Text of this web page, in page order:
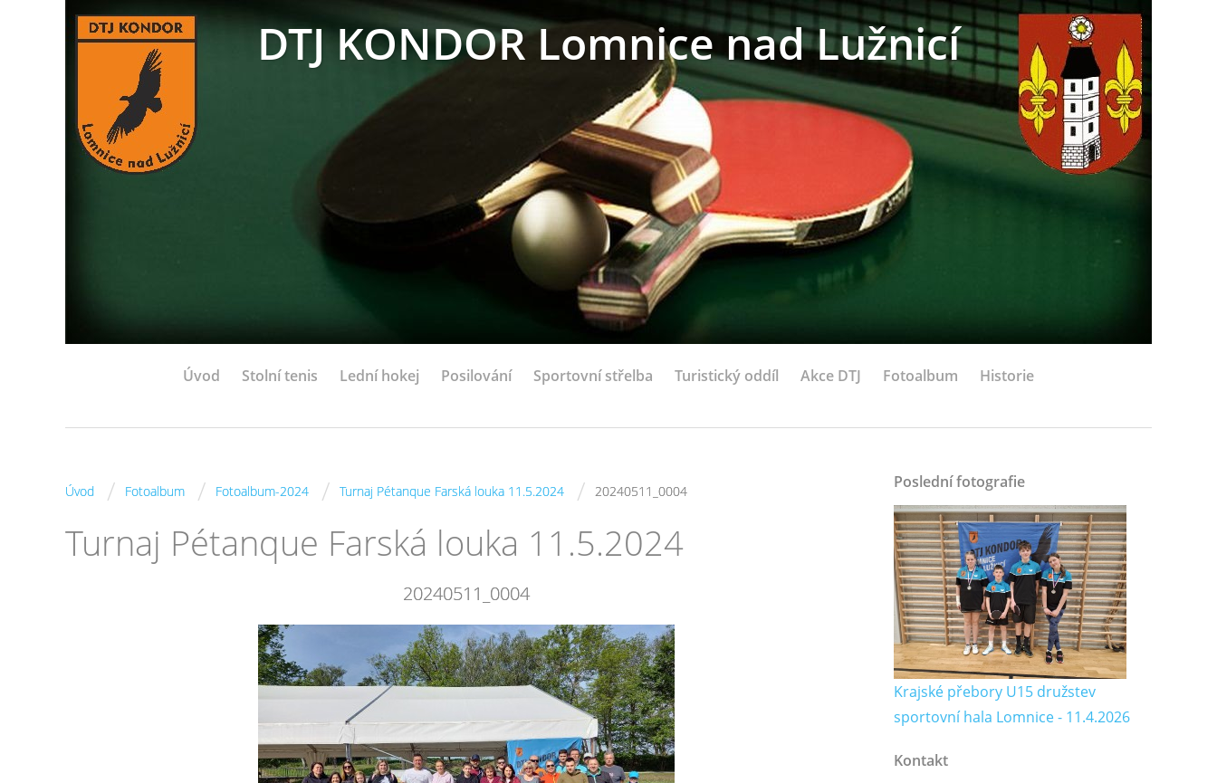
DTJ KONDOR Lomnice nad Lužnicí
Úvod Stolní tenis Lední hokej Posilování Sportovní střelba Turistický oddíl Akce DTJ Fotoalbum Historie
Úvod / Fotoalbum / Fotoalbum-2024 / Turnaj Pétanque Farská louka 11.5.2024 / 20240511_0004
Turnaj Pétanque Farská louka 11.5.2024
20240511_0004
Poslední fotografie
Krajské přebory U15 družstev
sportovní hala Lomnice - 11.4.2026
Kontakt